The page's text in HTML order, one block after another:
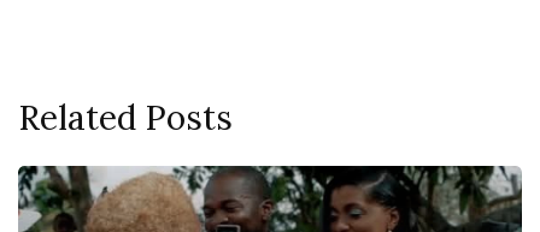
Related Posts